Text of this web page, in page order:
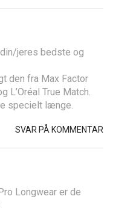
jeres bedste og
den fra Max Factor
L’Oréal True Match.
specielt længe.
SVAR PÅ KOMMENTAR
Longwear er de